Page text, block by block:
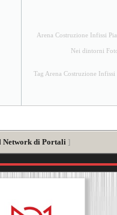
Arena Costruzione Infissi
Nei dintorni
Tag Arena Costruzione Infissi
Network di Portali ]